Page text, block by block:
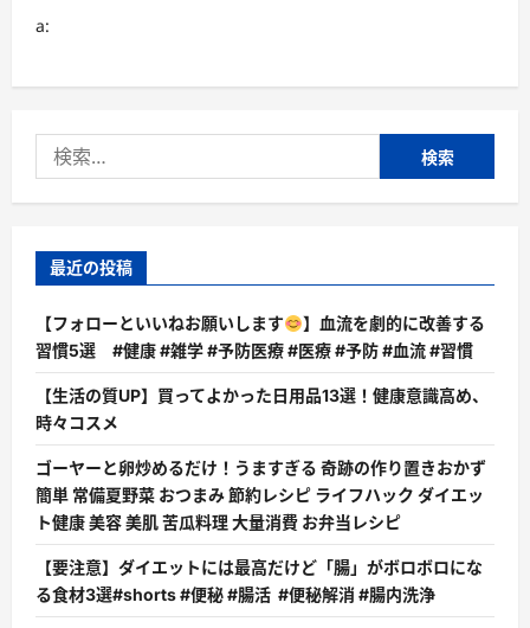
a:
索:
最近の投稿
【フォローといいねお願いします
】血流を劇的に改善する
習慣5選 #健康 #雑学 #予防医療 #医療 #予防 #血流 #習慣
【生活の質UP】買ってよかった日用品13選！健康意識高め、
時々コスメ
ゴーヤーと卵炒めるだけ！うますぎる 奇跡の作り置きおかず
簡単 常備夏野菜 おつまみ 節約レシピ ライフハック ダイエッ
ト健康 美容 美肌 苦瓜料理 大量消費 お弁当レシピ
【要注意】ダイエットには最高だけど「腸」がボロボロにな
る食材3選#shorts #便秘 #腸活 #便秘解消 #腸内洗浄